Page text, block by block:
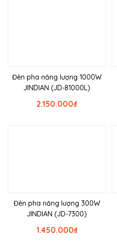
Đèn pha năng lượng 1000W
JINDIAN (JD-81000L)
₫
2.150.000
Đèn pha năng lượng 300W
JINDIAN (JD-7300)
₫
1.450.000